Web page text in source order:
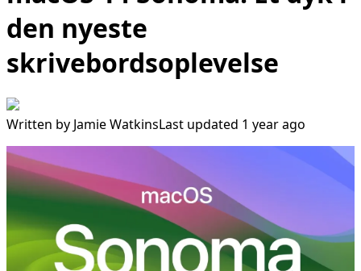
den nyeste
skrivebordsoplevelse
Written by Jamie WatkinsLast updated 1 year ago